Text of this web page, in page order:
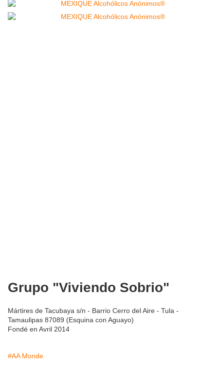
Grupo "Viviendo Sobrio"
Mártires de Tacubaya s/n - Barrio Cerro del Aire - Tula -
Tamaulipas 87089 (Esquina con Aguayo)
Fondé en Avril 2014
#AA Monde